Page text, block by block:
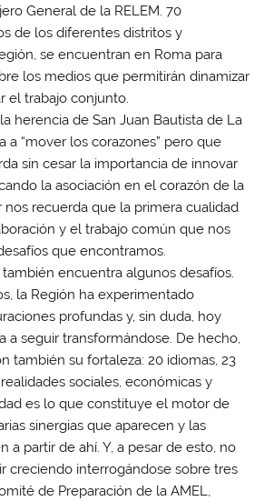
General de la RELEM. 70
de los diferentes distritos y
se encuentran en Roma para
los medios que permitirán dinamizar
el trabajo conjunto.
herencia de San Juan Bautista de La
a “mover los corazones” pero que
sin cesar la importancia de innovar
la asociación en el corazón de la
nos recuerda que la primera cualidad
y el trabajo común que nos
que encontramos.
también encuentra algunos desafíos.
la Región ha experimentado
profundas y, sin duda, hoy
a seguir transformándose. De hecho,
también su fortaleza: 20 idiomas, 23
sociales, económicas y
es lo que constituye el motor de
sinergias que aparecen y las
a partir de ahí. Y, a pesar de esto, no
creciendo interrogándose sobre tres
de Preparación de la AMEL,